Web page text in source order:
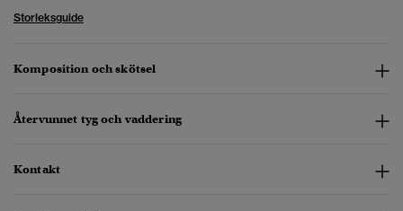
Storleksguide
Komposition och skötsel
Återvunnet tyg och vaddering
Kontakt